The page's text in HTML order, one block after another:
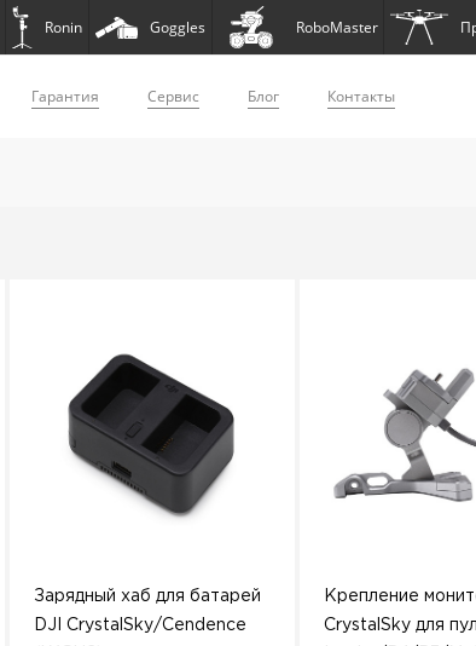
Ronin Goggles RoboMaster
Гарантия Сервис Блог Контакты
Зарядный хаб для батарей
DJI CrystalSky/Cendence
Крепление
CrystalSky для